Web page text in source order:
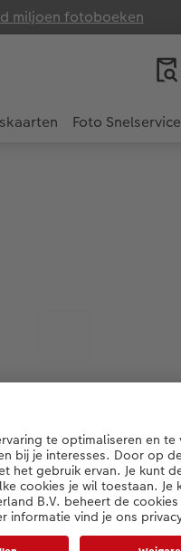
miljoen fotoboeken
Foto Snelservice